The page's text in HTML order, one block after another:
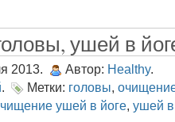
ушей в
2013. Автор: Healthy.
. Метки: головы,
ушей в йоге, ушей в